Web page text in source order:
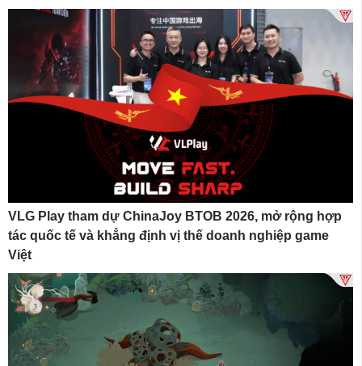
VLG Play tham dự ChinaJoy BTOB 2026, mở rộng hợp
tác quốc tế và khẳng định vị thế doanh nghiệp game
Việt